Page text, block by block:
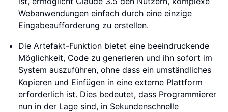
Webanwendungen einfach durch eine einzige
Eingabeaufforderung zu erstellen.
Die Artefakt-Funktion bietet eine beeindruckende
Möglichkeit, Code zu generieren und ihn sofort im
System auszuführen, ohne dass ein umständliches
Kopieren und Einfügen in eine externe Plattform
erforderlich ist. Dies bedeutet, dass Programmierer
nun in der Lage sind, in Sekundenschnelle